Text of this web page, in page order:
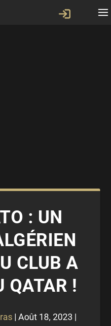
: UN
CLUB A
QATAR !
| Août 18, 2023 |